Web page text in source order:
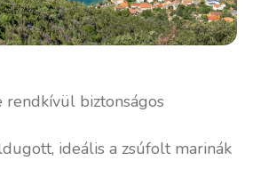
rendkívül biztonságos
ideális a zsúfolt marinák